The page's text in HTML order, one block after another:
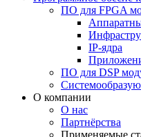
ПО для FPGA
IP-ядра
ПО для DSP
О компании
О нас
Партнёрства
Применяемые